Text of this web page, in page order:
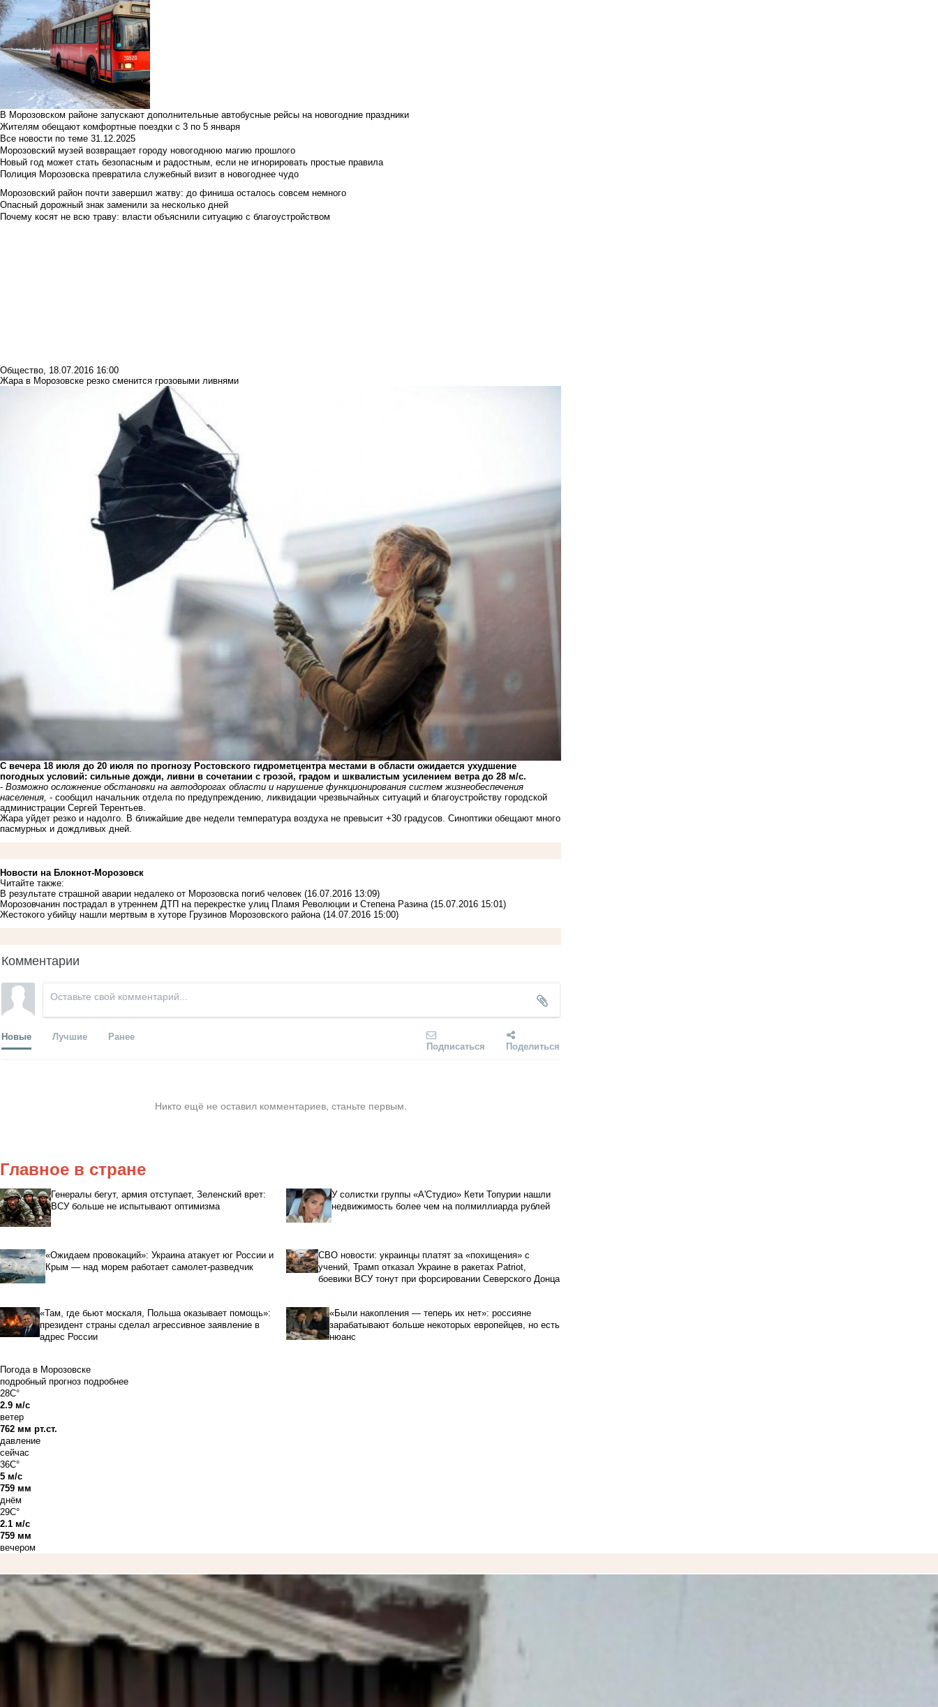
В Морозовском районе запускают дополнительные автобусные рейсы на новогодние праздники
Жителям обещают комфортные поездки с 3 по 5 января
Все новости по теме 31.12.2025
Морозовский музей возвращает городу новогоднюю магию прошлого
Новый год может стать безопасным и радостным, если не игнорировать простые правила
Полиция Морозовска превратила служебный визит в новогоднее чудо
Морозовский район почти завершил жатву: до финиша осталось совсем немного
Опасный дорожный знак заменили за несколько дней
Почему косят не всю траву: власти объяснили ситуацию с благоустройством
Общество, 18.07.2016 16:00
Жара в Морозовске резко сменится грозовыми ливнями
С вечера 18 июля до 20 июля по прогнозу Ростовского гидрометцентра местами в области ожидается ухудшение
погодных условий: сильные дожди, ливни в сочетании с грозой, градом и шквалистым усилением ветра до 28 м/с.
- Возможно осложнение обстановки на автодорогах области и нарушение функционирования систем жизнеобеспечения
населения, - сообщил начальник отдела по предупреждению, ликвидации чрезвычайных ситуаций и благоустройству городской
администрации Сергей Терентьев.
Жара уйдет резко и надолго. В ближайшие две недели температура воздуха не превысит +30 градусов. Синоптики обещают много
пасмурных и дождливых дней.
Новости на Блoкнoт-Морозовск
Читайте также:
В результате страшной аварии недалеко от Морозовска погиб человек (16.07.2016 13:09)
Морозовчанин пострадал в утреннем ДТП на перекрестке улиц Пламя Революции и Степена Разина (15.07.2016 15:01)
Жестокого убийцу нашли мертвым в хуторе Грузинов Морозовского района (14.07.2016 15:00)
Комментарии
Новые Лучшие Ранее
Подписаться Поделиться
Никто ещё не оставил комментариев, станьте первым.
Главное в стране
Генералы бегут, армия отступает, Зеленский врет:
ВСУ больше не испытывают оптимизма
У солистки группы «А'Студио» Кети Топурии нашли
недвижимость более чем на полмиллиарда рублей
«Ожидаем провокаций»: Украина атакует юг России и
Крым — над морем работает самолет-разведчик
СВО новости: украинцы платят за «похищения» с
учений, Трамп отказал Украине в ракетах Patriot,
боевики ВСУ тонут при форсировании Северского Донца
«Там, где бьют москаля, Польша оказывает помощь»:
президент страны сделал агрессивное заявление в
адрес России
«Были накопления — теперь их нет»: россияне
зарабатывают больше некоторых европейцев, но есть
нюанс
Погода в Морозовске
подробный прогноз подробнее
28C°
2.9 м/с
ветер
762 мм рт.ст.
давление
сейчас
36C°
5 м/с
759 мм
днём
29C°
2.1 м/с
759 мм
вечером